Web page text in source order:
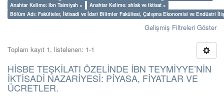
Anahtar Kelime: Ibn Taimiyah ×
Anahtar Kelime: ahlak ve iktisat ×
Bölüm Adı: Fakülteler, İktisadi ve İdari Bilimler Fakültesi, Çalışma Ekonomisi ve Endüstri
Gelişmiş Filtreleri Göster
Toplam kayıt 1, listelenen: 1-1
HİSBE TEŞKİLATI ÖZELİNDE İBN TEYMİYYE’NİN
İKTİSADİ NAZARİYESİ: PİYASA, FİYATLAR VE
ÜCRETLER.